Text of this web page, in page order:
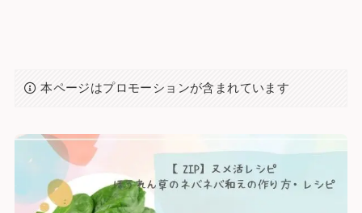
本ページはプロモーションが含まれています